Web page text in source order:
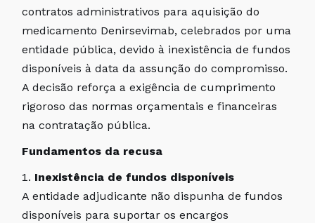
contratos administrativos para aquisição do
medicamento Denirsevimab, celebrados por uma
entidade pública, devido à inexistência de fundos
disponíveis à data da assunção do compromisso.
A decisão reforça a exigência de cumprimento
rigoroso das normas orçamentais e financeiras
na contratação pública.
Fundamentos da recusa
Inexistência de fundos disponíveis
A entidade adjudicante não dispunha de fundos
disponíveis para suportar os encargos